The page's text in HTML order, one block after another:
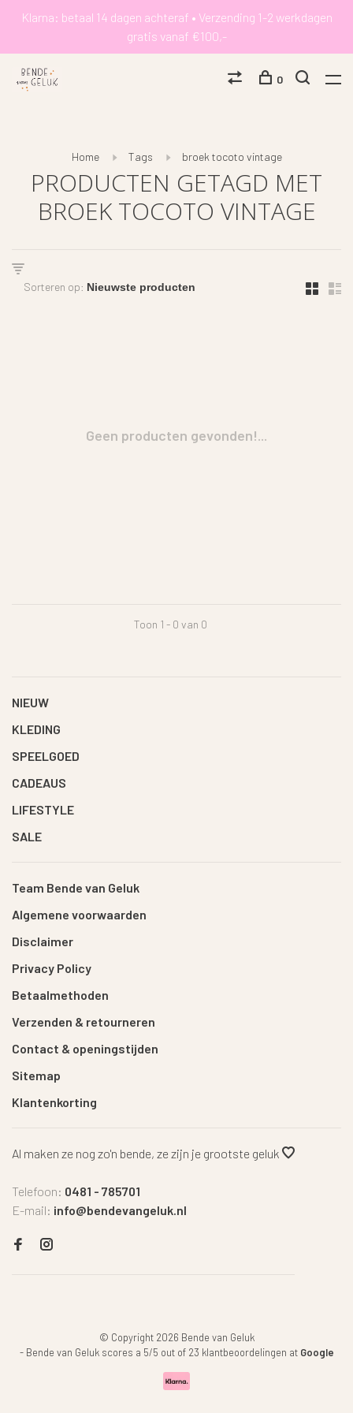
Klarna: betaal 14 dagen achteraf • Verzending 1-2 werkdagen
gratis vanaf €100,-
0
Home Tags broek tocoto vintage
PRODUCTEN GETAGD MET
BROEK TOCOTO VINTAGE
Sorteren op:
Geen producten gevonden!...
Toon 1 - 0 van 0
NIEUW
KLEDING
SPEELGOED
CADEAUS
LIFESTYLE
SALE
Team Bende van Geluk
Algemene voorwaarden
Disclaimer
Privacy Policy
Betaalmethoden
Verzenden & retourneren
Contact & openingstijden
Sitemap
Klantenkorting
Al maken ze nog zo'n bende, ze zijn je grootste geluk
Telefoon: 0481 - 785701
E-mail: info@bendevangeluk.nl
© Copyright 2026 Bende van Geluk
- Bende van Geluk scores a 5/5 out of 23 klantbeoordelingen at Google